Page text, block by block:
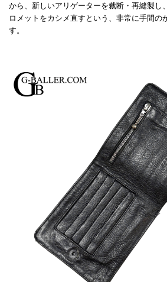
から、新しいアリゲーターを裁断・再縫製し
ロメットをカシメ直すという、非常に手間の
す。